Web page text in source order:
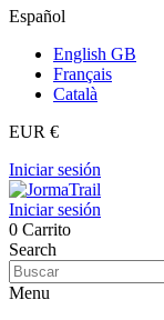
Español
English GB
Français
Català
EUR €
Iniciar sesión
Iniciar sesión
0 Carrito
Search
Menu